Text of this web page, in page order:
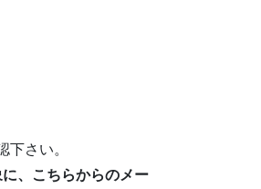
さい。
、こちらからのメー